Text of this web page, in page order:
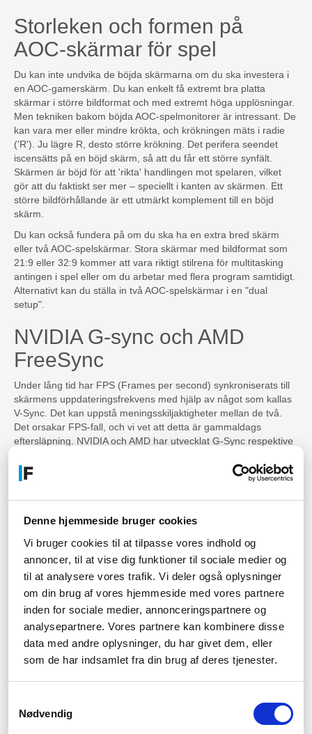
Denne hjemmeside bruger cookies
Vi bruger cookies til at tilpasse vores indhold og
annoncer, til at vise dig funktioner til sociale medier og
til at analysere vores trafik. Vi deler også oplysninger
om din brug af vores hjemmeside med vores partnere
inden for sociale medier, annonceringspartnere og
analysepartnere. Vores partnere kan kombinere disse
data med andre oplysninger, du har givet dem, eller
som de har indsamlet fra din brug af deres tjenester.
Nødvendig
Storleken och formen på
AOC-skärmar för spel
Du kan inte undvika de böjda skärmarna om du ska investera i
en AOC-gamerskärm. Du kan enkelt få extremt bra platta
skärmar i större bildformat och med extremt höga upplösningar.
Men tekniken bakom böjda AOC-spelmonitorer är intressant. De
kan vara mer eller mindre krökta, och krökningen mäts i radie
('R'). Ju lägre R, desto större krökning. Det perifera seendet
iscensätts på en böjd skärm, så att du får ett större synfält.
Skärmen är böjd för att 'rikta' handlingen mot spelaren, vilket
gör att du faktiskt ser mer – speciellt i kanten av skärmen. Ett
större bildförhållande är ett utmärkt komplement till en böjd
skärm.
Du kan också fundera på om du ska ha en extra bred skärm
eller två AOC-spelskärmar. Stora skärmar med bildformat som
21:9 eller 32:9 kommer att vara riktigt stilrena för multitasking
antingen i spel eller om du arbetar med flera program samtidigt.
Alternativt kan du ställa in två AOC-spelskärmar i en "dual
setup".
NVIDIA G-sync och AMD
FreeSync
Under lång tid har FPS (Frames per second) synkroniserats till
skärmens uppdateringsfrekvens med hjälp av något som kallas
V-Sync. Det kan uppstå meningsskiljaktigheter mellan de två.
Det orsakar FPS-fall, och vi vet att detta är gammaldags
eftersläpning. NVIDIA och AMD har utvecklat G-Sync respektive
teknologierna synkroniserar uppdateringsfrekvensen till FPS
snarare än tvärtom, vilket är utformat för att eliminera
från de två tillverkarna. Lyckligtvis erbjuder NVIDIA GeForce och
AMD Ryzen extremt kraftfulla grafikkort. Titta gärna igenom vårt
utbud av grafikkort och hitta ett som passar din föredragna
skärm. Kom också ihåg att tekniken kräver DisplayPort på din
AOC-spelskärm och ditt grafikkort.
Vi ger dig råd om rätt AOC-
spelskärm
Vi har AOC gamermonitorer för alla behov – både de
som vill ha vansinnigt snabba skärmar och fantastisk fördjupning